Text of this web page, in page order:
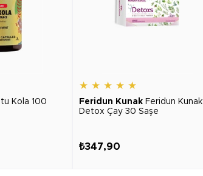
Kola 100
★ ★ ★ ★ ★
Feridun Kunak Feridun Kunak
Detox Çay 30 Saşe
₺347,90